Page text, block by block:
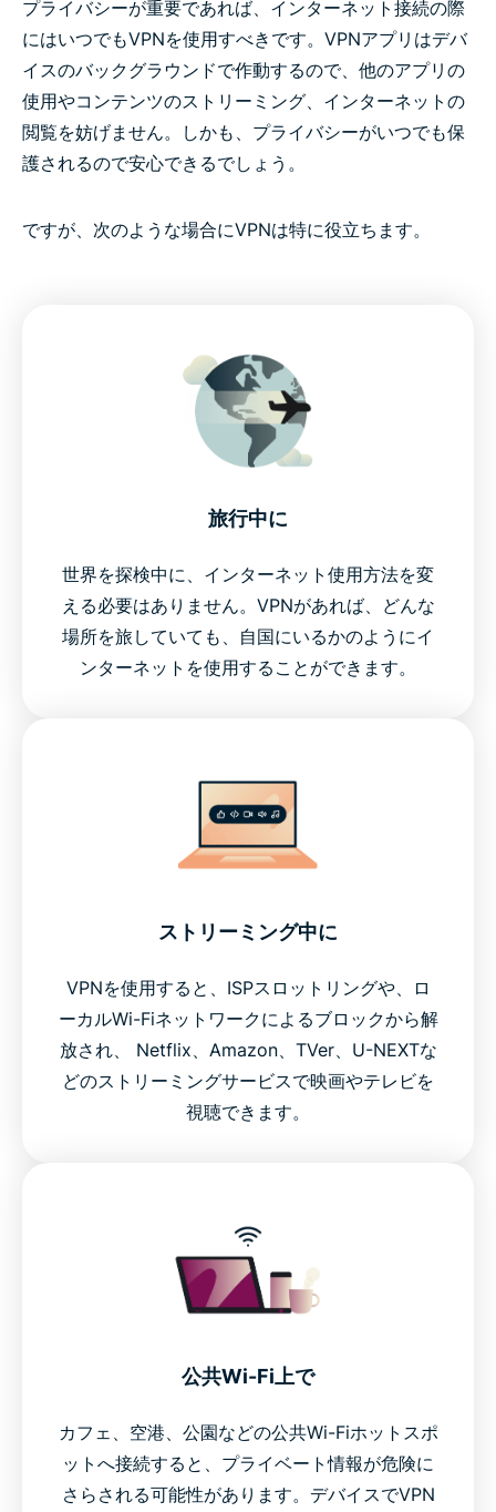
プライバシーが重要であれば、インターネット接続の際
にはいつでもVPNを使用すべきです。VPNアプリはデバ
イスのバックグラウンドで作動するので、他のアプリの
使用やコンテンツのストリーミング、インターネットの
閲覧を妨げません。しかも、プライバシーがいつでも保
護されるので安心できるでしょう。
ですが、次のような場合にVPNは特に役立ちます。
旅行中に
世界を探検中に、インターネット使用方法を変
える必要はありません。VPNがあれば、どんな
場所を旅していても、自国にいるかのようにイ
ンターネットを使用することができます。
ストリーミング中に
VPNを使用すると、ISPスロットリングや、ロ
ーカルWi-Fiネットワークによるブロックから解
放され、 Netflix、Amazon、TVer、U-NEXTな
どのストリーミングサービスで映画やテレビを
視聴できます。
公共Wi-Fi上で
カフェ、空港、公園などの公共Wi-Fiホットスポ
ットへ接続すると、プライベート情報が危険に
さらされる可能性があります。デバイスでVPN